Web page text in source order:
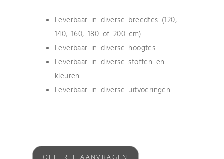
Leverbaar in diverse breedtes (120,
140, 160, 180 of 200 cm)
Leverbaar in diverse hoogtes
Leverbaar in diverse stoffen en
kleuren
Leverbaar in diverse uitvoeringen
OFFERTE AANVRAGEN